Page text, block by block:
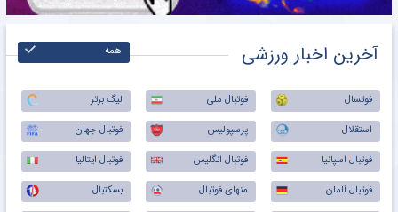
آخرین اخبار ورزشی همه
فوتسال فوتبال ملی
لیگ برتر
استقلال
پرسپولیس
فوتبال جهان
فوتبال اسپانیا
فوتبال انگلیس
فوتبال ایتالیا
فوتبال آلمان
منهای فوتبال
بسکتبال